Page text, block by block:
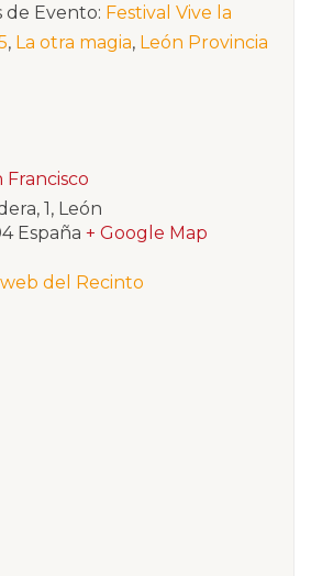
de Evento: Festival Vive la
, La otra magia, León Provincia
Francisco
1, León
España + Google Map
del Recinto